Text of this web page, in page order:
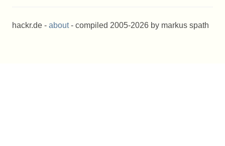
hackr.de - about- compiled 2005-2026 by markus spath